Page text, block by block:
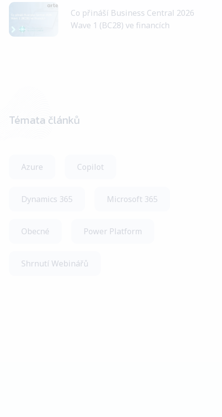
Co přináší Business Central 2026
Wave 1 (BC28) ve financích
Témata článků
Azure Copilot
Dynamics 365 Microsoft 365
Obecné Power Platform
Shrnutí Webinářů